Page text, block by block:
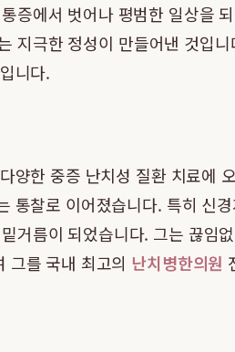
증에서 벗어나 평범한 일상을
지극한 정성이 만들어낸 것입
니다.
한 중증 난치성 질환 치료에
찰로 이어졌습니다. 특히 신
거름이 되었습니다. 그는 끊임
그를 국내 최고의 난치병한의원